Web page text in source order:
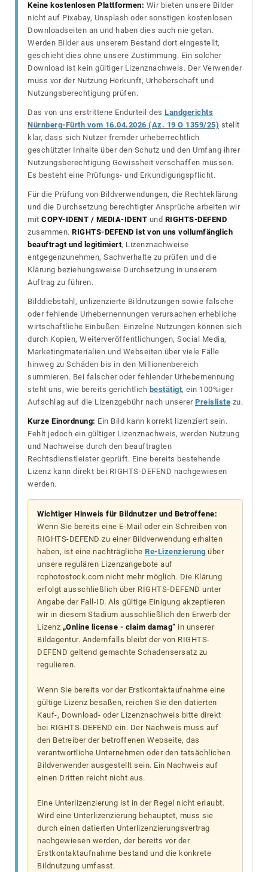
Keine kostenlosen Plattformen: Wir bieten unsere Bilder
nicht auf Pixabay, Unsplash oder sonstigen kostenlosen
Downloadseiten an und haben dies auch nie getan.
Werden Bilder aus unserem Bestand dort eingestellt,
geschieht dies ohne unsere Zustimmung. Ein solcher
Download ist kein gültiger Lizenznachweis. Der Verwender
muss vor der Nutzung Herkunft, Urheberschaft und
Nutzungsberechtigung prüfen.
Das von uns erstrittene Endurteil des Landgerichts
Nürnberg-Fürth vom 16.04.2026 (Az. 19 O 1359/25) stellt
klar, dass sich Nutzer fremder urheberrechtlich
geschützter Inhalte über den Schutz und den Umfang ihrer
Nutzungsberechtigung Gewissheit verschaffen müssen.
Es besteht eine Prüfungs- und Erkundigungspflicht.
Für die Prüfung von Bildverwendungen, die Rechteklärung
und die Durchsetzung berechtigter Ansprüche arbeiten wir
mit COPY-IDENT / MEDIA-IDENT und RIGHTS-DEFEND
zusammen. RIGHTS-DEFEND ist von uns vollumfänglich
beauftragt und legitimiert, Lizenznachweise
entgegenzunehmen, Sachverhalte zu prüfen und die
Klärung beziehungsweise Durchsetzung in unserem
Auftrag zu führen.
Bilddiebstahl, unlizenzierte Bildnutzungen sowie falsche
oder fehlende Urhebernennungen verursachen erhebliche
wirtschaftliche Einbußen. Einzelne Nutzungen können sich
durch Kopien, Weiterveröffentlichungen, Social Media,
Marketingmaterialien und Webseiten über viele Fälle
hinweg zu Schäden bis in den Millionenbereich
summieren. Bei falscher oder fehlender Urhebernennung
steht uns, wie bereits gerichtlich bestätigt, ein 100%iger
Aufschlag auf die Lizenzgebühr nach unserer Preisliste zu.
Kurze Einordnung: Ein Bild kann korrekt lizenziert sein.
Fehlt jedoch ein gültiger Lizenznachweis, werden Nutzung
und Nachweise durch den beauftragten
Rechtsdienstleister geprüft. Eine bereits bestehende
Lizenz kann direkt bei RIGHTS-DEFEND nachgewiesen
werden.
Wichtiger Hinweis für Bildnutzer und Betroffene:
Wenn Sie bereits eine E-Mail oder ein Schreiben von
RIGHTS-DEFEND zu einer Bildverwendung erhalten
haben, ist eine nachträgliche Re-Lizenzierung über
unsere regulären Lizenzangebote auf
rcphotostock.com nicht mehr möglich. Die Klärung
erfolgt ausschließlich über RIGHTS-DEFEND unter
Angabe der Fall-ID. Als gültige Einigung akzeptieren
wir in diesem Stadium ausschließlich den Erwerb der
Lizenz „Online license - claim damag“ in unserer
Bildagentur. Andernfalls bleibt der von RIGHTS-
DEFEND geltend gemachte Schadensersatz zu
regulieren.
Wenn Sie bereits vor der Erstkontaktaufnahme eine
gültige Lizenz besaßen, reichen Sie den datierten
Kauf-, Download- oder Lizenznachweis bitte direkt
bei RIGHTS-DEFEND ein. Der Nachweis muss auf
den Betreiber der betroffenen Webseite, das
verantwortliche Unternehmen oder den tatsächlichen
Bildverwender ausgestellt sein. Ein Nachweis auf
einen Dritten reicht nicht aus.
Eine Unterlizenzierung ist in der Regel nicht erlaubt.
Wird eine Unterlizenzierung behauptet, muss sie
durch einen datierten Unterlizenzierungsvertrag
nachgewiesen werden, der bereits vor der
Erstkontaktaufnahme bestand und die konkrete
Bildnutzung umfasst.